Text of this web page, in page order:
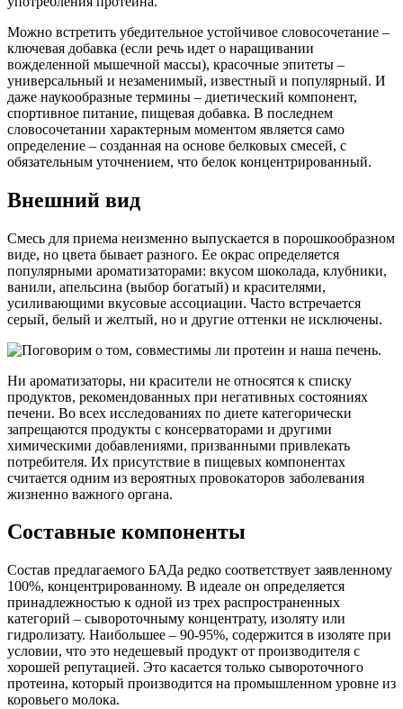
Можно встретить убедительное устойчивое словосочетание –
ключевая добавка (если речь идет о наращивании
вожделенной мышечной массы), красочные эпитеты –
универсальный и незаменимый, известный и популярный. И
даже наукообразные термины – диетический компонент,
спортивное питание, пищевая добавка. В последнем
словосочетании характерным моментом является само
определение – созданная на основе белковых смесей, с
обязательным уточнением, что белок концентрированный.
Внешний вид
Смесь для приема неизменно выпускается в порошкообразном
виде, но цвета бывает разного. Ее окрас определяется
популярными ароматизаторами: вкусом шоколада, клубники,
ванили, апельсина (выбор богатый) и красителями,
усиливающими вкусовые ассоциации. Часто встречается
серый, белый и желтый, но и другие оттенки не исключены.
Ни ароматизаторы, ни красители не относятся к списку
продуктов, рекомендованных при негативных состояниях
печени. Во всех исследованиях по диете категорически
запрещаются продукты с консерваторами и другими
химическими добавлениями, призванными привлекать
потребителя. Их присутствие в пищевых компонентах
считается одним из вероятных провокаторов заболевания
жизненно важного органа.
Составные компоненты
Состав предлагаемого БАДа редко соответствует заявленному
100%, концентрированному. В идеале он определяется
принадлежностью к одной из трех распространенных
категорий – сывороточныму концентрату, изоляту или
гидролизату. Наибольшее – 90-95%, содержится в изоляте при
условии, что это недешевый продукт от производителя с
хорошей репутацией. Это касается только сывороточного
протеина, который производится на промышленном уровне из
коровьего молока.